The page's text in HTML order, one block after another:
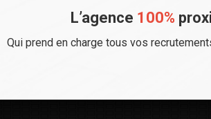
L’agence 100%
Qui prend en charge tous vos